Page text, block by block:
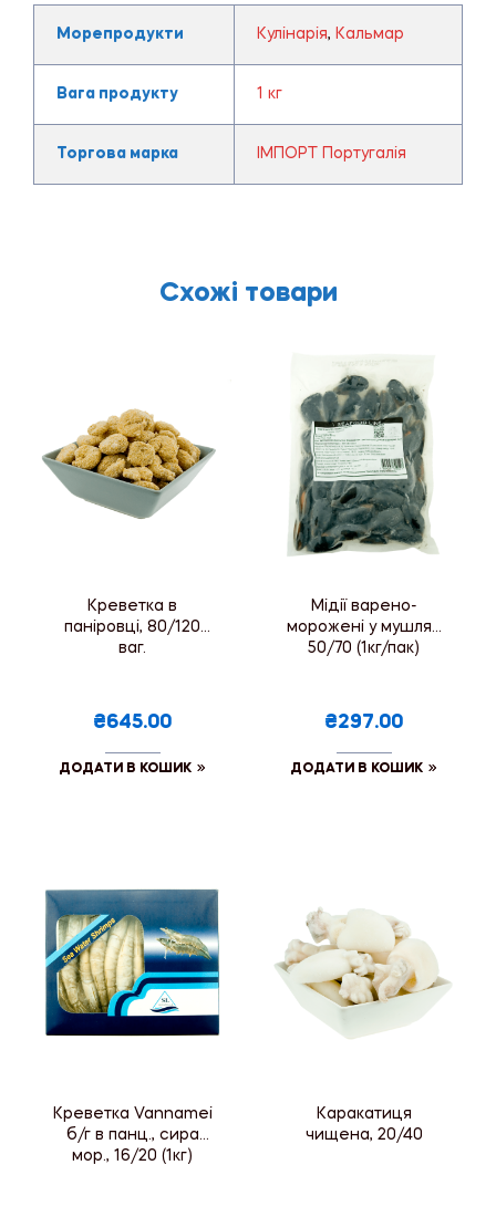
Морепродукти Кулінарія, Кальмар
Вага продукту 1 кг
Торгова марка ІМПОРТ Португалія
Схожі товари
Креветка в
паніровці, 80/120
ваг.
₴645.00
ДОДАТИ В КОШИК
Мідії варено-
морожені у мушлях
50/70 (1кг/пак)
₴297.00
ДОДАТИ В КОШИК
Креветка Vannamei
б/г в панц., сира
мор., 16/20 (1кг)
Каракатиця
чищена, 20/40